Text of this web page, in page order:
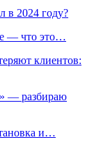
в 2024 году?
— что это…
клиентов:
— разбираю
и…